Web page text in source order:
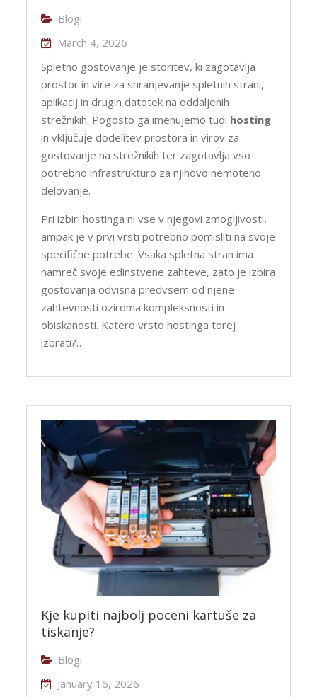
Blogi
March 4, 2026
Spletno gostovanje je storitev, ki zagotavlja
prostor in vire za shranjevanje spletnih strani,
aplikacij in drugih datotek na oddaljenih
strežnikih. Pogosto ga imenujemo tudi hosting
in vključuje dodelitev prostora in virov za
gostovanje na strežnikih ter zagotavlja vso
potrebno infrastrukturo za njihovo nemoteno
delovanje.
Pri izbiri hostinga ni vse v njegovi zmogljivosti,
ampak je v prvi vrsti potrebno pomisliti na svoje
specifične potrebe. Vsaka spletna stran ima
namreč svoje edinstvene zahteve, zato je izbira
gostovanja odvisna predvsem od njene
zahtevnosti oziroma kompleksnosti in
obiskanosti. Katero vrsto hostinga torej
izbrati?…
Kje kupiti najbolj poceni kartuše za
tiskanje?
Blogi
January 16, 2026